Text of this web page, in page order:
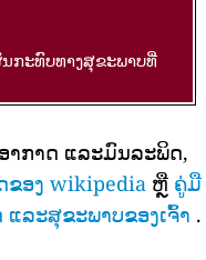
ກະທົບທາງສຸຂະພາບທີ່
າກາດ ແລະມົນລະພິດ,
ອງ wikipedia ຫຼື ຄູ່ມື
ລະສຸຂະພາບຂອງເຈົ້າ .